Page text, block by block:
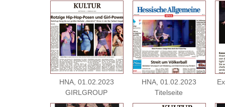
HNA, 01.02.2023
GIRLGROUP
HNA, 01.02.2023
Titelseite